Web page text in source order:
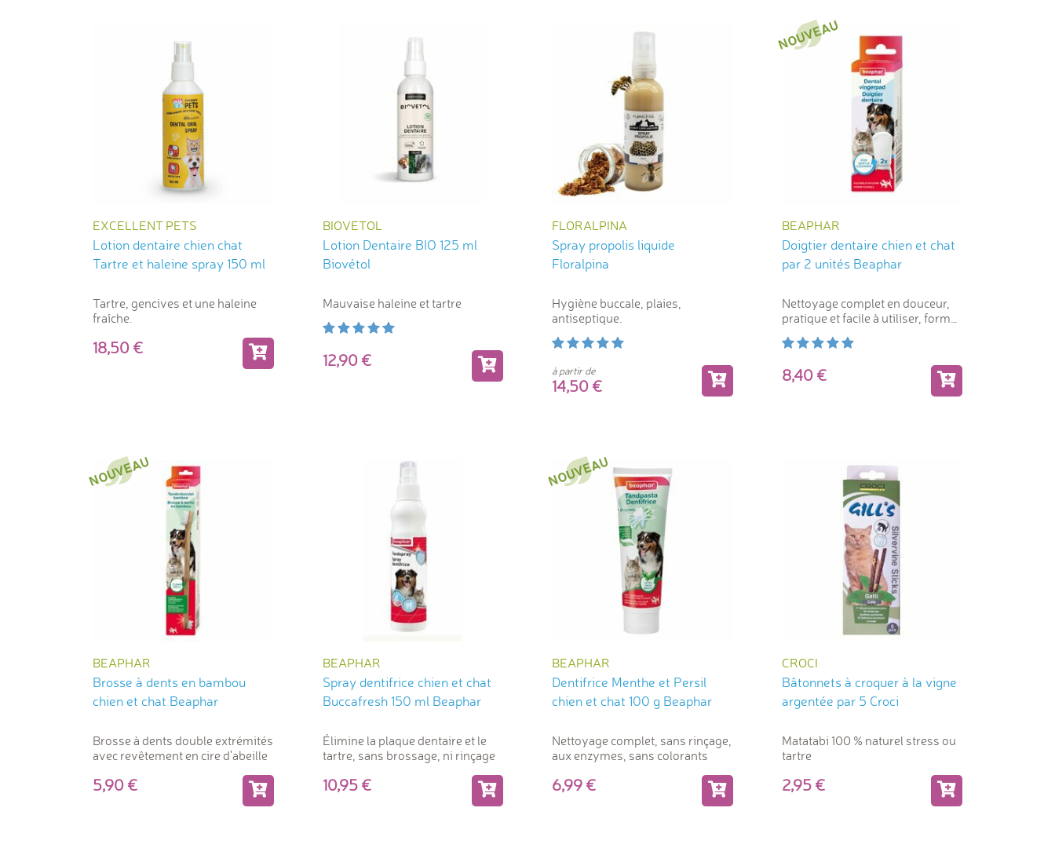
EXCELLENT PETS
Lotion dentaire chien chat
Tartre et haleine spray 150 ml
Tartre, gencives et une haleine
fraîche.
18,50
BIOVETOL
Lotion Dentaire BIO 125 ml
Biovétol
Mauvaise haleine et tartre
12,90
FLORALPINA
Spray propolis liquide
Floralpina
Hygiène buccale, plaies,
antiseptique.
à partir de
14,50
BEAPHAR
Doigtier dentaire chien et chat
par 2 unités Beaphar
Nettoyage complet en douceur,
pratique et facile à utiliser, forme
flexible
8,40
BEAPHAR
Brosse à dents en bambou
chien et chat Beaphar
Brosse à dents double extrémités
avec revêtement en cire d'abeille
5,90
BEAPHAR
Spray dentifrice chien et chat
Buccafresh 150 ml Beaphar
Élimine la plaque dentaire et le
tartre, sans brossage, ni rinçage
10,95
BEAPHAR
Dentifrice Menthe et Persil
chien et chat 100 g Beaphar
Nettoyage complet, sans rinçage,
aux enzymes, sans colorants
6,99
CROCI
Bâtonnets à croquer à la vigne
argentée par 5 Croci
Matatabi 100 % naturel stress ou
tartre
2,95